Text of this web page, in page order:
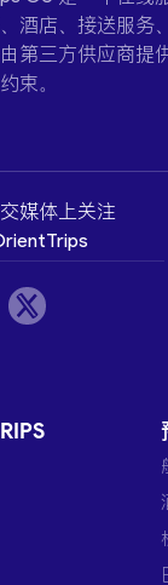
酒店、接送服务
第三方供应商提
束。
媒体上关注